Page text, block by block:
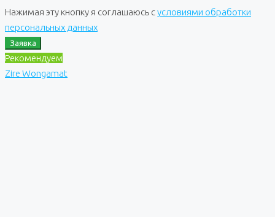
Нажимая эту кнопку я соглашаюсь сусловиями обработки
персональных данных
Заявка
Рекомендуем
Zire Wongamat